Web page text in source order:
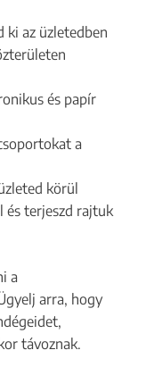
ki az üzletedben
és papír
a
körül
és terjeszd rajtuk
a
arra, hogy
távoznak.